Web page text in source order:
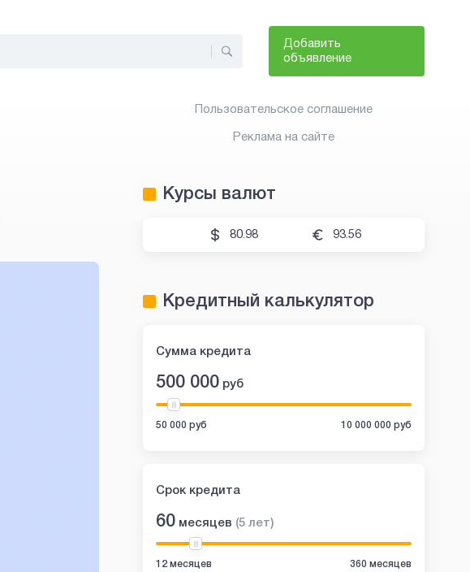
Добавить
объявление
Пользовательское соглашение
Реклама на сайте
Курсы валют
80.98 93.56
Кредитный калькулятор
Сумма кредита
500 000 руб
50 000 руб 10 000 000 руб
Срок кредита
60 месяцев (5 лет)
12 месяцев 360 месяцев